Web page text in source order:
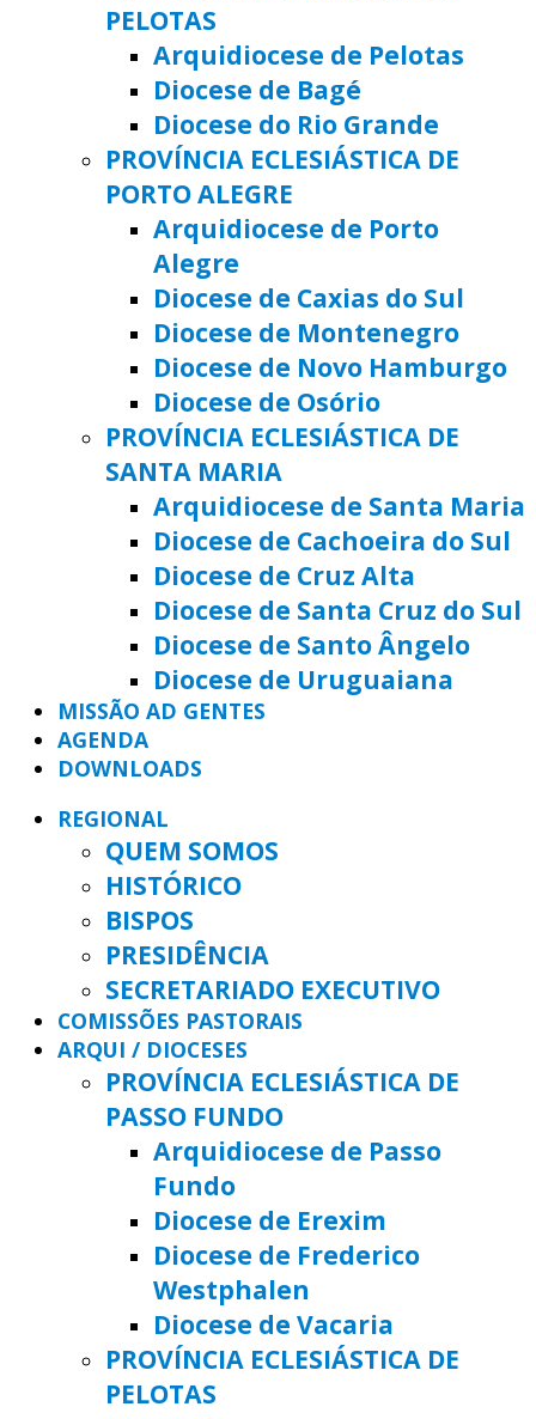
PELOTAS
Arquidiocese de Pelotas
Diocese de Bagé
Diocese do Rio Grande
PROVÍNCIA ECLESIÁSTICA DE
PORTO ALEGRE
Arquidiocese de Porto
Alegre
Diocese de Caxias do Sul
Diocese de Montenegro
Diocese de Novo Hamburgo
Diocese de Osório
PROVÍNCIA ECLESIÁSTICA DE
SANTA MARIA
Arquidiocese de Santa Maria
Diocese de Cachoeira do Sul
Diocese de Cruz Alta
Diocese de Santa Cruz do Sul
Diocese de Santo Ângelo
Diocese de Uruguaiana
MISSÃO AD GENTES
AGENDA
DOWNLOADS
REGIONAL
QUEM SOMOS
HISTÓRICO
BISPOS
PRESIDÊNCIA
SECRETARIADO EXECUTIVO
COMISSÕES PASTORAIS
ARQUI / DIOCESES
PROVÍNCIA ECLESIÁSTICA DE
PASSO FUNDO
Arquidiocese de Passo
Fundo
Diocese de Erexim
Diocese de Frederico
Westphalen
Diocese de Vacaria
PROVÍNCIA ECLESIÁSTICA DE
PELOTAS